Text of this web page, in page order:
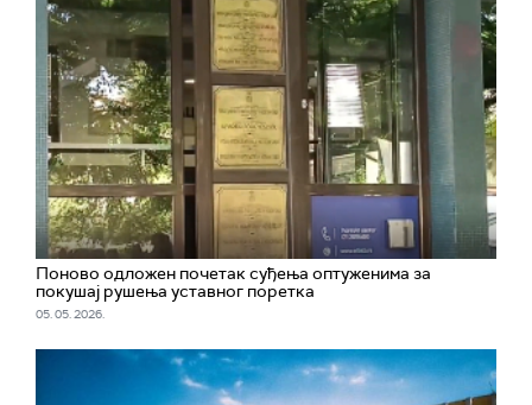
Поново одложен почетак суђења оптуженима за
покушај рушења уставног поретка
05. 05. 2026.